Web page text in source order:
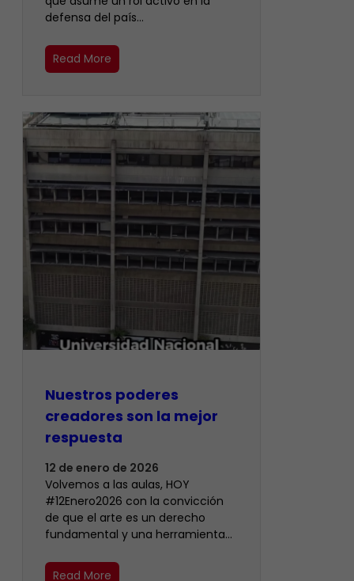
defensa del país…
Read More
Nuestros poderes
creadores son la mejor
respuesta
12 de enero de 2026
Volvemos a las aulas, HOY
#12Enero2026 con la convicción
de que el arte es un derecho
fundamental y una herramienta…
Read More